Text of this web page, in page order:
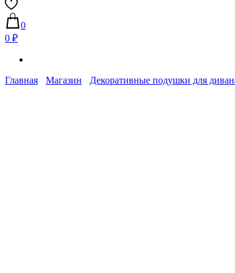
0
0 ₽
Главная Магазин Декоративные подушки для